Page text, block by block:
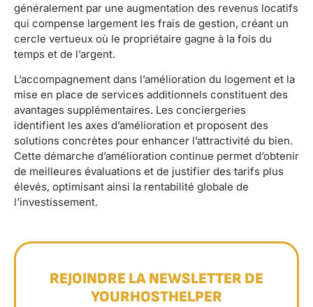
généralement par une augmentation des revenus locatifs
qui compense largement les frais de gestion, créant un
cercle vertueux où le propriétaire gagne à la fois du
temps et de l’argent.
L’accompagnement dans l’amélioration du logement et la
mise en place de services additionnels constituent des
avantages supplémentaires. Les conciergeries
identifient les axes d’amélioration et proposent des
solutions concrètes pour enhancer l’attractivité du bien.
Cette démarche d’amélioration continue permet d’obtenir
de meilleures évaluations et de justifier des tarifs plus
élevés, optimisant ainsi la rentabilité globale de
l’investissement.
REJOINDRE LA NEWSLETTER DE
YOURHOSTHELPER